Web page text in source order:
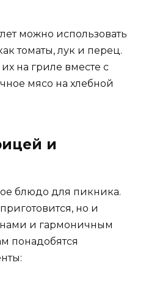
можно использовать
томаты, лук и перец.
на гриле вместе с
мясо на хлебной
и
блюдо для пикника.
но и
и гармоничным
понадобятся